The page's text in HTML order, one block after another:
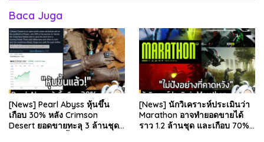
Baca Juga
[News] Pearl Abyss หุ้นขึ้น
เกือบ 30% หลัง Crimson
Desert ยอดขายทะลุ 3 ล้านชุด
[News] นักวิเคราะห์ประเมินว่า
Marathon อาจทำยอดขายได้
ราว 1.2 ล้านชุด และเกือบ 70%